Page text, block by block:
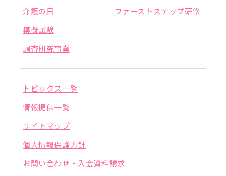
介護の日
模擬試験
調査研究事業
ファーストステップ研修
トピックス一覧
情報提供一覧
サイトマップ
個人情報保護方針
お問い合わせ・入会資料請求